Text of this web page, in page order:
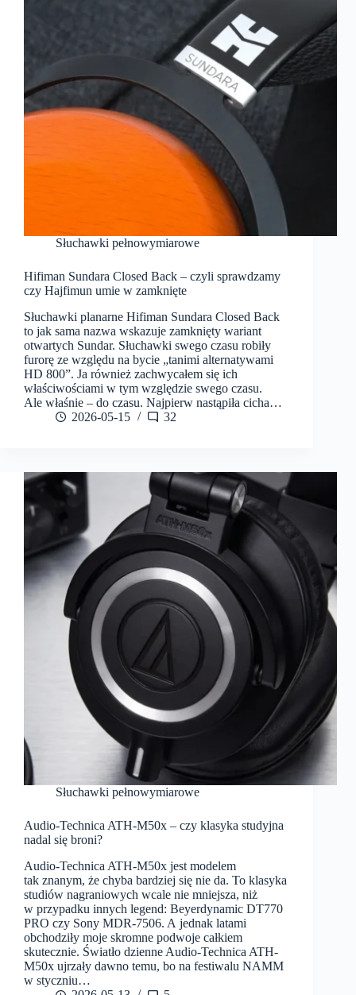
Słuchawki pełnowymiarowe
Hifiman Sundara Closed Back – czyli sprawdzamy
czy Hajfimun umie w zamknięte
Słuchawki planarne Hifiman Sundara Closed Back
to jak sama nazwa wskazuje zamknięty wariant
otwartych Sundar. Słuchawki swego czasu robiły
furorę ze względu na bycie „tanimi alternatywami
HD 800”. Ja również zachwycałem się ich
właściwościami w tym względzie swego czasu.
Ale właśnie – do czasu. Najpierw nastąpiła cicha…
2026-05-15
32
Słuchawki pełnowymiarowe
Audio-Technica ATH-M50x – czy klasyka studyjna
nadal się broni?
Audio-Technica ATH-M50x jest modelem
tak znanym, że chyba bardziej się nie da. To klasyka
studiów nagraniowych wcale nie mniejsza, niż
w przypadku innych legend: Beyerdynamic DT770
PRO czy Sony MDR-7506. A jednak latami
obchodziły moje skromne podwoje całkiem
skutecznie. Światło dzienne Audio-Technica ATH-
M50x ujrzały dawno temu, bo na festiwalu NAMM
w styczniu…